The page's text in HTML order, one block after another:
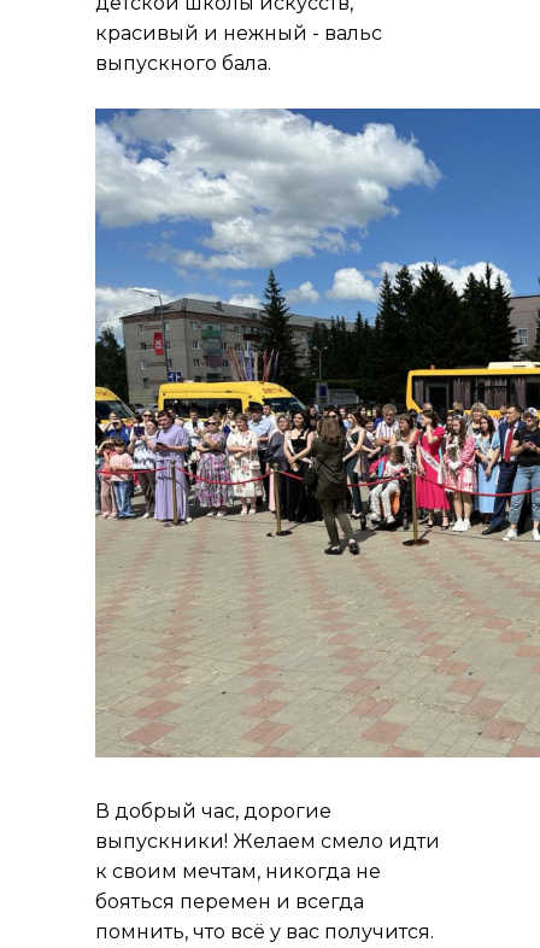
красивый и нежный - вальс
выпускного бала.
В добрый час, дорогие
выпускники! Желаем смело идти
к своим мечтам, никогда не
бояться перемен и всегда
помнить, что всё у вас получится.